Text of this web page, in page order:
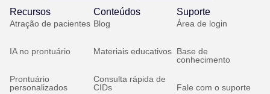
Recursos
Atração de pacientes
IA no prontuário
Prontuário
personalizados
Conteúdos
Blog
Materiais educativos
Consulta rápida de
CIDs
Suporte
Área de login
Base de
conhecimento
Fale com o suporte